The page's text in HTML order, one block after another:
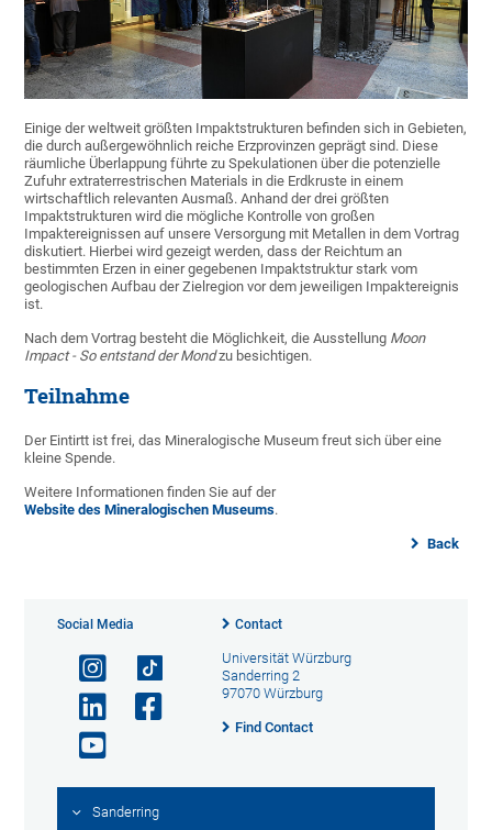
Einige der weltweit größten Impaktstrukturen befinden sich in Gebieten,
die durch außergewöhnlich reiche Erzprovinzen geprägt sind. Diese
räumliche Überlappung führte zu Spekulationen über die potenzielle
Zufuhr extraterrestrischen Materials in die Erdkruste in einem
wirtschaftlich relevanten Ausmaß. Anhand der drei größten
Impaktstrukturen wird die mögliche Kontrolle von großen
Impaktereignissen auf unsere Versorgung mit Metallen in dem Vortrag
diskutiert. Hierbei wird gezeigt werden, dass der Reichtum an
bestimmten Erzen in einer gegebenen Impaktstruktur stark vom
geologischen Aufbau der Zielregion vor dem jeweiligen Impaktereignis
ist.
Nach dem Vortrag besteht die Möglichkeit, die Ausstellung Moon
Impact - So entstand der Mondzu besichtigen.
Teilnahme
Der Eintirtt ist frei, das Mineralogische Museum freut sich über eine
kleine Spende.
Weitere Informationen finden Sie auf der
Website des Mineralogischen Museums.
Back
Social Media Contact
Universität Würzburg
Sanderring 2
97070 Würzburg
Find Contact
Sanderring